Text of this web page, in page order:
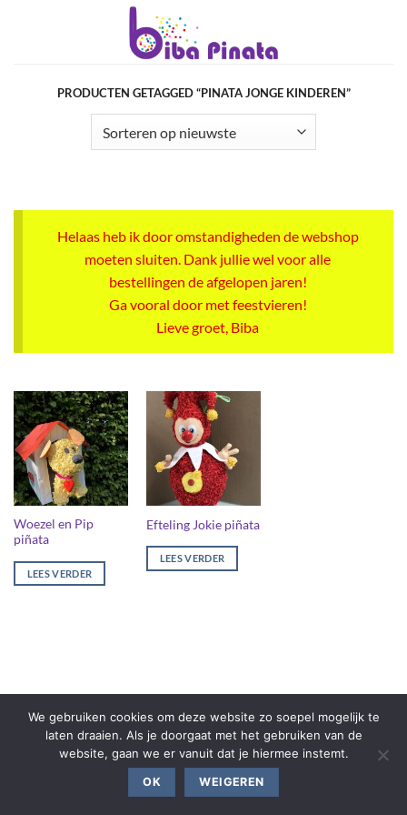
PRODUCTEN GETAGGED “PINATA JONGE KINDEREN”
Helaas heb ik door omstandigheden de webshop
moeten sluiten. Dank jullie wel voor alle
bestellingen de afgelopen jaren!
Ga vooral door met feestvieren!
Lieve groet, Biba
Woezel en Pip
piñata
LEES VERDER
Efteling Jokie piñata
LEES VERDER
We gebruiken cookies om deze website zo soepel mogelijk te
laten draaien. Als je doorgaat met het gebruiken van de
website, gaan we er vanuit dat je hiermee instemt.
OK WEIGEREN